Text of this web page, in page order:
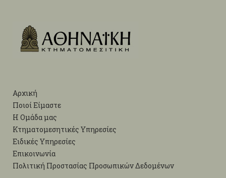
Αρχική
Ποιοί Είμαστε
Η Ομάδα μας
Κτηματομεσητικές Υπηρεσίες
Ειδικές Υπηρεσίες
Επικοινωνία
Πολιτική Προστασίας Προσωπικών Δεδομένων